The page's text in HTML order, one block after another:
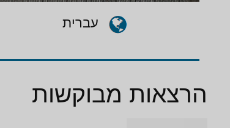
עברית
הרצאות מבוקשות